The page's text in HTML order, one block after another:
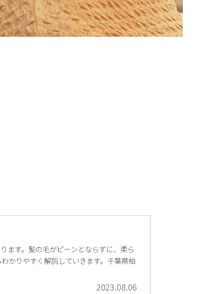
ます。髪の毛がピーンとならずに、柔ら
かりやすく解説していきます。千葉県柏
2023.08.06